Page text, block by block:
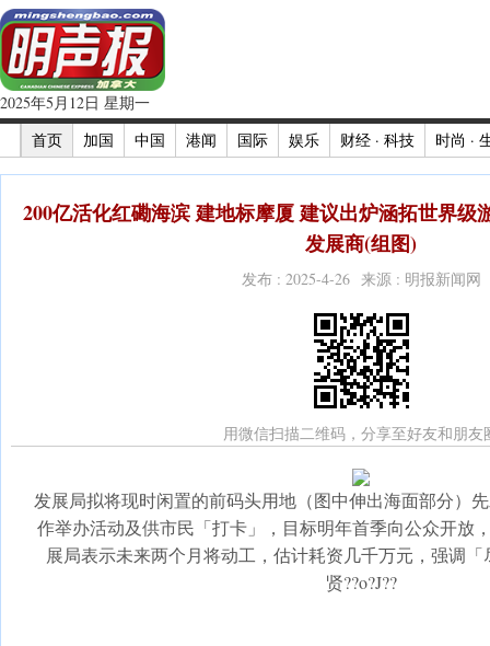
2025年5月12日 星期一
首页
加国 中国 港闻 国际 娱乐 财经 · 科技 时尚 ·
200亿活化红磡海滨 建地标摩厦 建议出炉涵拓世界级
发展商(组图)
发布 : 2025-4-26 来源 : 明报新闻网
用微信扫描二维码，分享至好友和朋友
发展局拟将现时闲置的前码头用地（图中伸出海面部分）
作举办活动及供市民「打卡」，目标明年首季向公众开放
展局表示未来两个月将动工，估计耗资几千万元，强调
贤??o?J??